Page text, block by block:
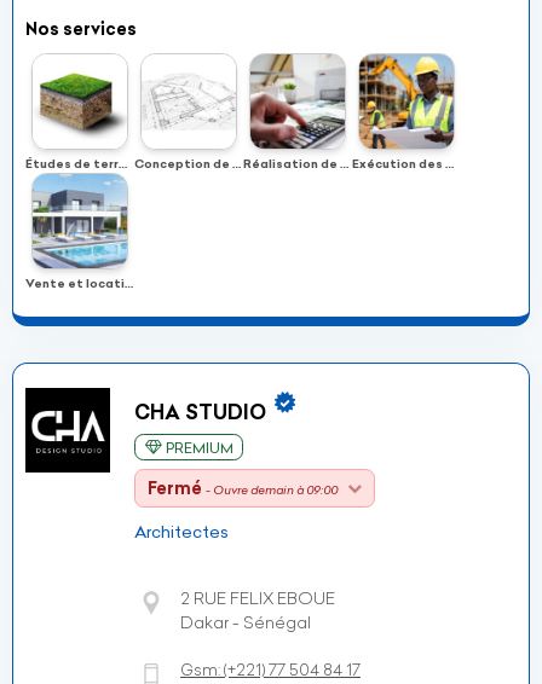
Nos services
Études de terrain Conception de plans architecturaux modernes Réalisation de devis et études financières Exécution des travaux & Suivi de projet
Vente et location de terrains et maisons
CHA STUDIO
PREMIUM
Fermé - Ouvre demain à 09:00
Architectes
2 RUE FELIX EBOUE
Dakar - Sénégal
Gsm:(+221)77 504 84 17